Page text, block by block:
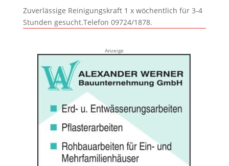
Zuverlässige Reinigungskraft 1 x wöchentlich für 3-4
Stunden gesucht.Telefon 09724/1878.
Anzeige